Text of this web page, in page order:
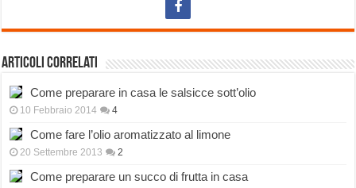
Articoli correlati
Come preparare in casa le salsicce sott’olio
10 Febbraio 2014 4
Come fare l’olio aromatizzato al limone
20 Settembre 2013 2
Come preparare un succo di frutta in casa